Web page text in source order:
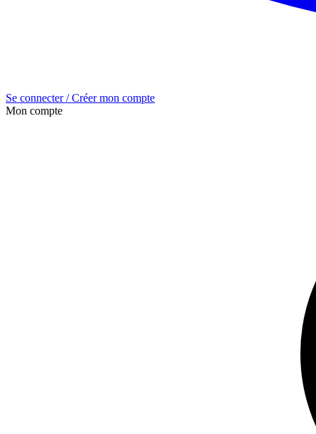
Se connecter / Créer mon compte
Mon compte